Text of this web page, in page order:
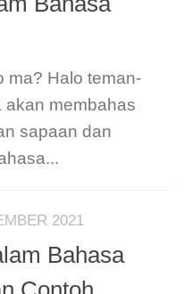
ma? Halo teman-
akan membahas
sapaan dan
2021
Bahasa